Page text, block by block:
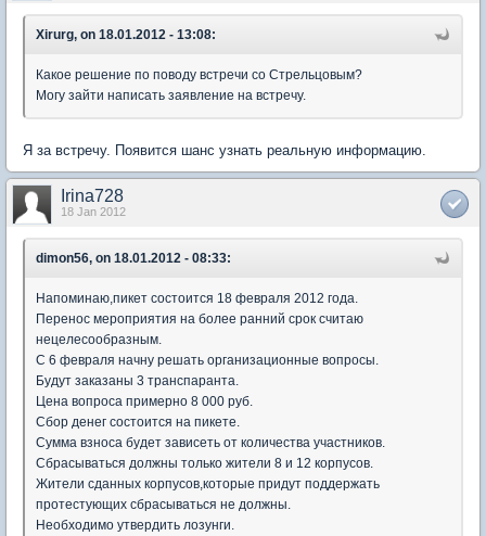
Xirurg, on 18.01.2012 - 13:08:
Какое решение по поводу встречи со Стрельцовым?
Могу зайти написать заявление на встречу.
Я за встречу. Появится шанс узнать реальную информацию.
Irina728
18 Jan 2012
dimon56, on 18.01.2012 - 08:33:
Напоминаю,пикет состоится 18 февраля 2012 года.
Перенос мероприятия на более ранний срок считаю
нецелесообразным.
С 6 февраля начну решать организационные вопросы.
Будут заказаны 3 транспаранта.
Цена вопроса примерно 8 000 руб.
Сбор денег состоится на пикете.
Сумма взноса будет зависеть от количества участников.
Сбрасываться должны только жители 8 и 12 корпусов.
Жители сданных корпусов,которые придут поддержать
протестующих сбрасываться не должны.
Необходимо утвердить лозунги.